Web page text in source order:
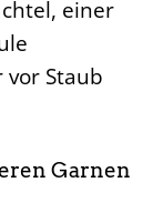
einer
Staub
Garnen